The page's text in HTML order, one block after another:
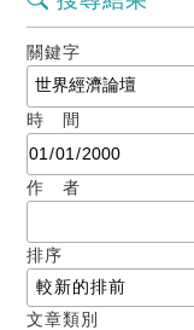
關鍵字
時 間
作 者
排序
文章類別